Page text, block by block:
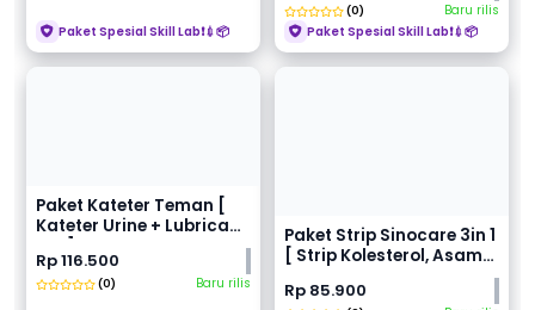
Paket Spesial Skill Lab❗💉📦
(0)
Baru rilis
Paket Spesial Skill Lab❗💉📦
Paket Kateter Teman [
Kateter Urine + Lubrican
Gel ] - Medto...
Rp 116.500
(0) Baru rilis
Paket Strip Sinocare 3in 1
[ Strip Kolesterol, Asam
Rp 85.900